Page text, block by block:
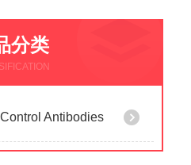
分类
Antibodies